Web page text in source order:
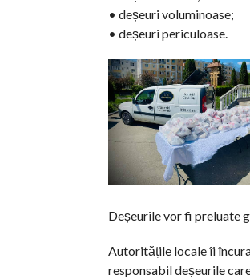
• deșeuri voluminoase;
• deșeuri periculoase.
Deșeurile vor fi preluate
Autoritățile locale îi
responsabil deșeurile